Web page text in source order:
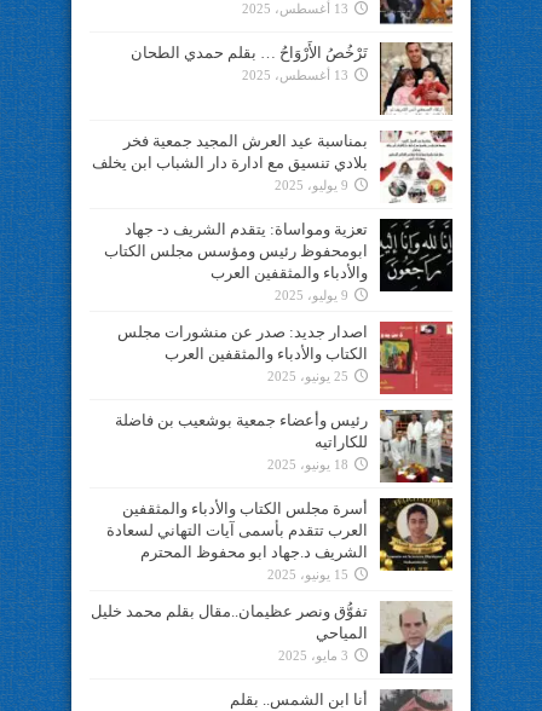
13 أغسطس، 2025
تَرْخُصُ الأَرْوَاحُ … بقلم حمدي الطحان
13 أغسطس، 2025
بمناسبة عيد العرش المجيد جمعية فخر
بلادي تنسيق مع ادارة دار الشباب ابن يخلف
9 يوليو، 2025
تعزية ومواساة: يتقدم الشريف د- جهاد
ابومحفوظ رئيس ومؤسس مجلس الكتاب
والأدباء والمثقفين العرب
9 يوليو، 2025
اصدار جديد: صدر عن منشورات مجلس
الكتاب والأدباء والمثقفين العرب
25 يونيو، 2025
رئيس وأعضاء جمعية بوشعيب بن فاضلة
للكاراتيه
18 يونيو، 2025
أسرة مجلس الكتاب والأدباء والمثقفين
العرب تتقدم بأسمى آيات التهاني لسعادة
الشريف د.جهاد ابو محفوظ المحترم
15 يونيو، 2025
تفوُّق ونصر عظيمان..مقال بقلم محمد خليل
المياحي
3 مايو، 2025
أنا ابن الشمس.. بقلم